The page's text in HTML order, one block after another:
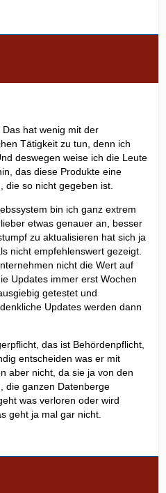
hat wenig mit der
Tätigkeit zu tun, denn ich
deswegen weise ich die Leute
das diese Produkte eine
die so nicht gegeben ist.
bin ich ganz extrem
etwas genauer an, besser
zu aktualisieren hat sich ja
nicht empfehlenswert gezeigt.
nicht die Wert auf
Updates immer erst Wochen
getestet und
Updates werden dann
das ist Behördenpflicht,
entscheiden was er mit
aber nicht, da sie ja von den
die ganzen Datenberge
was verloren oder wird
geht ja mal gar nicht.